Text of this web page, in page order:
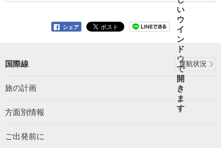
シェア
国際線 運航状況
旅の計画
方面別情報
ご出発前に